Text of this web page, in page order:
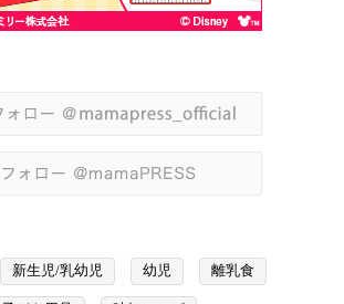
新生児/乳幼児 幼児 離乳食